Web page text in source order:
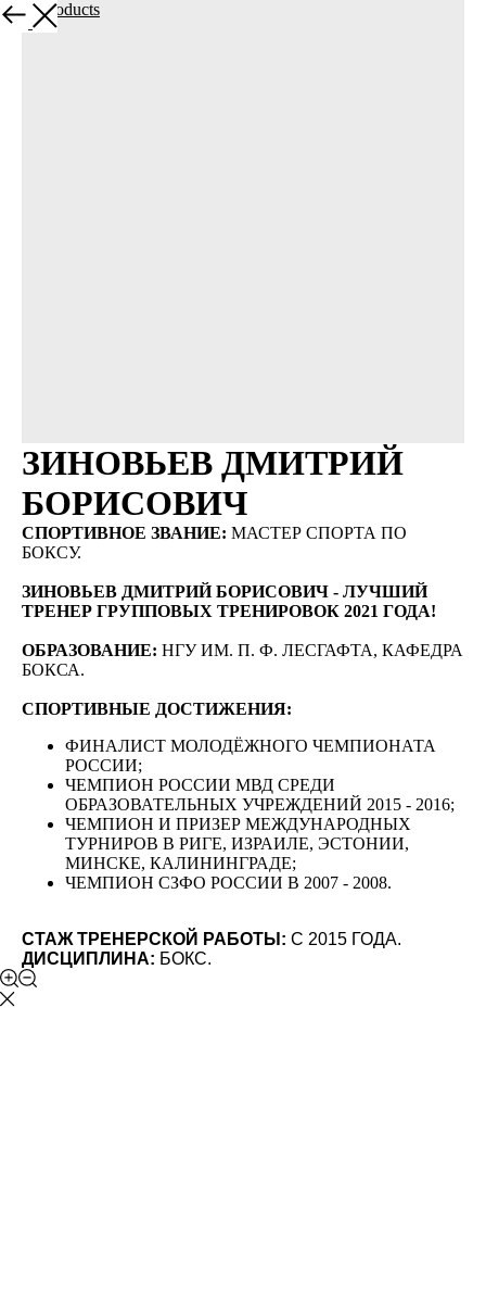
More products
ЗИНОВЬЕВ ДМИТРИЙ
БОРИСОВИЧ
СПОРТИВНОЕ ЗВАНИЕ: МАСТЕР СПОРТА ПО
БОКСУ.
ЗИНОВЬЕВ ДМИТРИЙ БОРИСОВИЧ - ЛУЧШИЙ
ТРЕНЕР ГРУППОВЫХ ТРЕНИРОВОК 2021 ГОДА!
ОБРАЗОВАНИЕ: НГУ ИМ. П. Ф. ЛЕСГАФТА, КАФЕДРА
БОКСА.
СПОРТИВНЫЕ ДОСТИЖЕНИЯ:
ФИНАЛИСТ МОЛОДЁЖНОГО ЧЕМПИОНАТА
РОССИИ;
ЧЕМПИОН РОССИИ МВД СРЕДИ
ОБРАЗОВАТЕЛЬНЫХ УЧРЕЖДЕНИЙ 2015 - 2016;
ЧЕМПИОН И ПРИЗЕР МЕЖДУНАРОДНЫХ
ТУРНИРОВ В РИГЕ, ИЗРАИЛЕ, ЭСТОНИИ,
МИНСКЕ, КАЛИНИНГРАДЕ;
ЧЕМПИОН СЗФО РОССИИ В 2007 - 2008.
СТАЖ ТРЕНЕРСКОЙ РАБОТЫ: С 2015 ГОДА.
ДИСЦИПЛИНА: БОКС.